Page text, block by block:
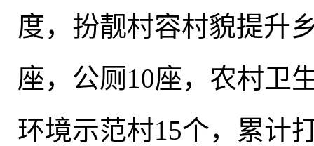
度， 扮靓村容村貌提升
座， 公厕10座，农村卫
环境示范村15个，累计